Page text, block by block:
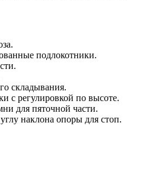
подлокотники.
складывания.
с регулировкой по высоте.
для пяточной части.
наклона опоры для стоп.